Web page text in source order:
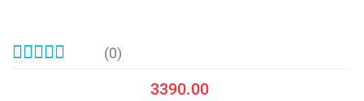
(0)
3390.00